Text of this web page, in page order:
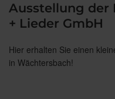
Ausstellung der
+ Lieder GmbH
Hier erhalten Sie einen
in Wächtersbach!